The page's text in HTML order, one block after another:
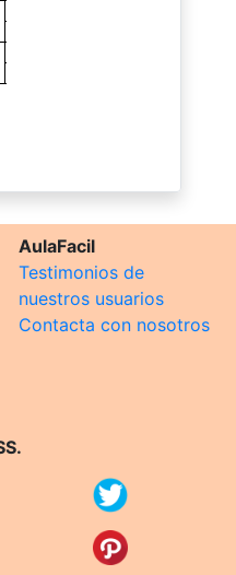
AulaFacil
Testimonios de
nuestros usuarios
Contacta con nosotros